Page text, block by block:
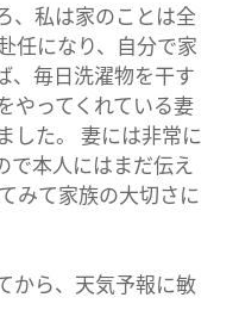
、私は家のことは全
任になり、自分で家
、毎日洗濯物を干す
やってくれている妻
した。 妻には非常に
で本人にはまだ伝え
みて家族の大切さに
から、天気予報に敏